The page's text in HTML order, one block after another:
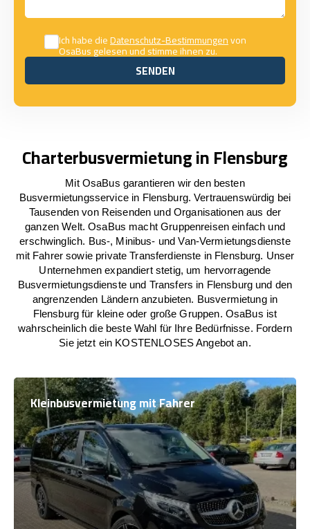
Ich habe dieDatenschutz-Bestimmungenvon
OsaBus gelesen und stimme ihnen zu.
SENDEN
SENDEN
Charterbusvermietung in Flensburg
Mit OsaBus garantieren wir den besten
Busvermietungsservice in Flensburg. Vertrauenswürdig bei
Tausenden von Reisenden und Organisationen aus der
ganzen Welt. OsaBus macht Gruppenreisen einfach und
erschwinglich. Bus-, Minibus- und Van-Vermietungsdienste
mit Fahrer sowie private Transferdienste in Flensburg. Unser
Unternehmen expandiert stetig, um hervorragende
Busvermietungsdienste und Transfers in Flensburg und den
angrenzenden Ländern anzubieten. Busvermietung in
Flensburg für kleine oder große Gruppen. OsaBus ist
wahrscheinlich die beste Wahl für Ihre Bedürfnisse. Fordern
Sie jetzt ein KOSTENLOSES Angebot an.
Kleinbusvermietung mit Fahrer